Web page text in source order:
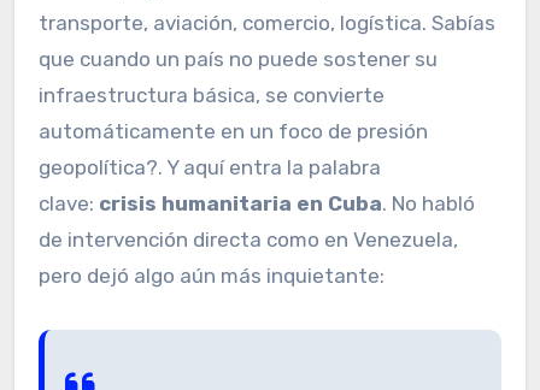
transporte, aviación, comercio, logística. Sabías
que cuando un país no puede sostener su
infraestructura básica, se convierte
automáticamente en un foco de presión
geopolítica?. Y aquí entra la palabra
clave: crisis humanitaria en Cuba. No habló
de intervención directa como en Venezuela,
pero dejó algo aún más inquietante: